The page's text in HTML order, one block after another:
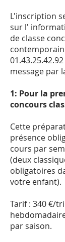
L'inscription
sur l'
de classe
01.43.25.42.92
message par
1: Pour la
concours
Cette
présence
cours par
(deux
obligatoires
votre enfant).
Tarif : 340 €/
par saison.